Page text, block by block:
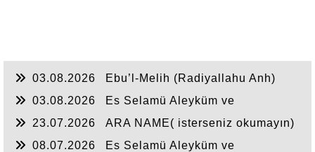
03.08.2026
Ebu’l-Melih (Radiyallahu Anh)
03.08.2026
Es Selamü Aleyküm ve
23.07.2026
ARA NAME( isterseniz okumayın)
08.07.2026
Es Selamü Aleyküm ve